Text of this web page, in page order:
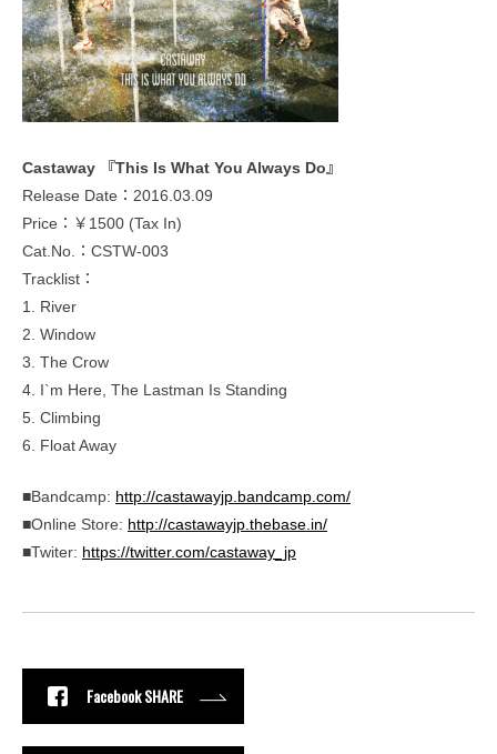
Castaway 『This Is What You Always Do』
Release Date：2016.03.09
Price：￥1500 (Tax In)
Cat.No.：CSTW-003
Tracklist：
1. River
2. Window
3. The Crow
4. I`m Here, The Lastman Is Standing
5. Climbing
6. Float Away
■Bandcamp: http://castawayjp.bandcamp.com/
■Online Store: http://castawayjp.thebase.in/
■Twiter: https://twitter.com/castaway_jp
Facebook SHARE